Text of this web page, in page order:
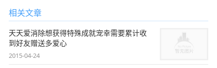
相关文章
天天爱消除想获得特殊成就宠幸需要累计收
到好友赠送多爱心
2015-04-24